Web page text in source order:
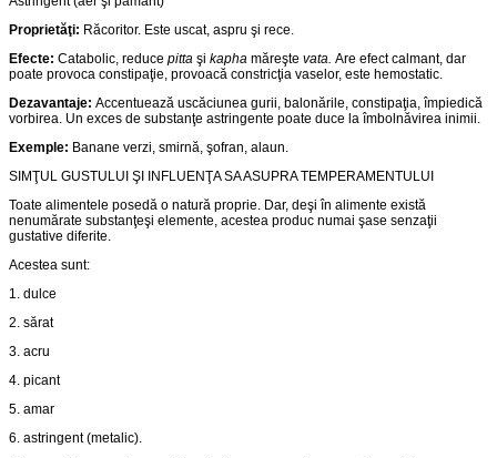
Proprietăţi: Răcoritor. Este uscat, aspru şi rece.
Efecte: Catabolic, reduce pitta şi kapha măreşte vata. Are efect calmant, dar
poate provoca constipaţie, provoacă constricţia vaselor, este hemostatic.
Dezavantaje: Accentuează uscăciunea gurii, balonările, constipaţia, împiedică
vorbirea. Un exces de substanţe astringente poate duce la îmbolnăvirea inimii.
Exemple: Banane verzi, smirnă, şofran, alaun.
SIMŢUL GUSTULUI ŞI INFLUENŢA SA ASUPRA TEMPERAMENTULUI
Toate alimentele posedă o natură proprie. Dar, deşi în alimente există
nenumărate substanţeşi elemente, acestea produc numai şase senzaţii
gustative diferite.
Acestea sunt:
1. dulce
2. sărat
3. acru
4. picant
5. amar
6. astringent (metalic).